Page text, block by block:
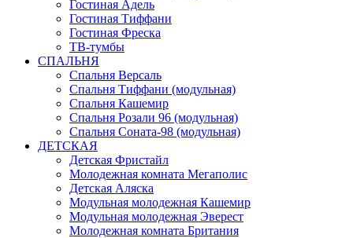
Гостиная Адель
Гостиная Тиффани
Гостиная Фреска
ТВ-тумбы
СПАЛЬНЯ
Спальня Версаль
Спальня Тиффани (модульная)
Спальня Кашемир
Спальня Розали 96 (модульная)
Спальня Соната-98 (модульная)
ДЕТСКАЯ
Детская Фристайл
Молодежная комната Мегаполис
Детская Аляска
Модульная молодежная Кашемир
Модульная молодежная Эверест
Молодежная комната Британия